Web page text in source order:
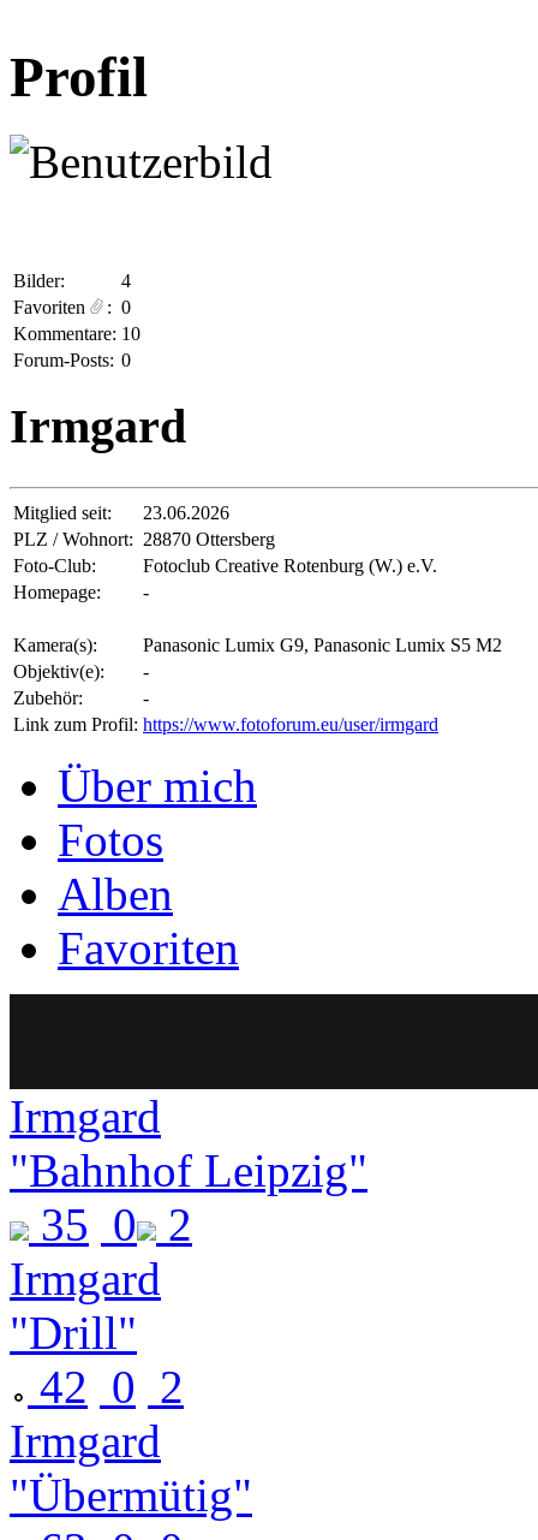
Profil
Bilder:
4
Favoriten
: 0
Kommentare: 10
Forum-Posts: 0
Irmgard
Mitglied seit:
23.06.2026
PLZ / Wohnort: 28870 Ottersberg
Foto-Club:
Fotoclub Creative Rotenburg (W.) e.V.
Homepage:
-
Kamera(s):
Panasonic Lumix G9, Panasonic Lumix S5 M2
Objektiv(e):
-
Zubehör:
-
Link zum Profil: https://www.fotoforum.eu/user/irmgard
Über mich
Fotos
Alben
Favoriten
Irmgard
"Bahnhof Leipzig"
35 0
2
Irmgard
"Drill"
42 0 2
Irmgard
"Übermütig"